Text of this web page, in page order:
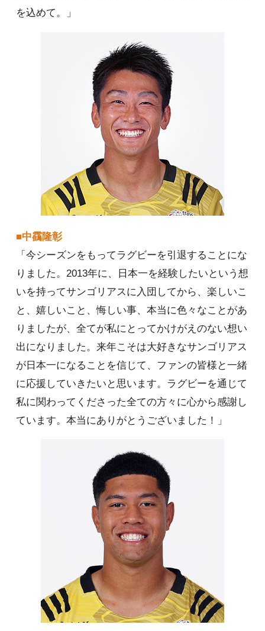
を込めて。」
■中靍隆彰
「今シーズンをもってラグビーを引退することにな
りました。2013年に、日本一を経験したいという想
いを持ってサンゴリアスに入団してから、楽しいこ
と、嬉しいこと、悔しい事、本当に色々なことがあ
りましたが、全てが私にとってかけがえのない想い
出になりました。来年こそは大好きなサンゴリアス
が日本一になることを信じて、ファンの皆様と一緒
に応援していきたいと思います。ラグビーを通じて
私に関わってくださった全ての方々に心から感謝し
ています。本当にありがとうございました！」